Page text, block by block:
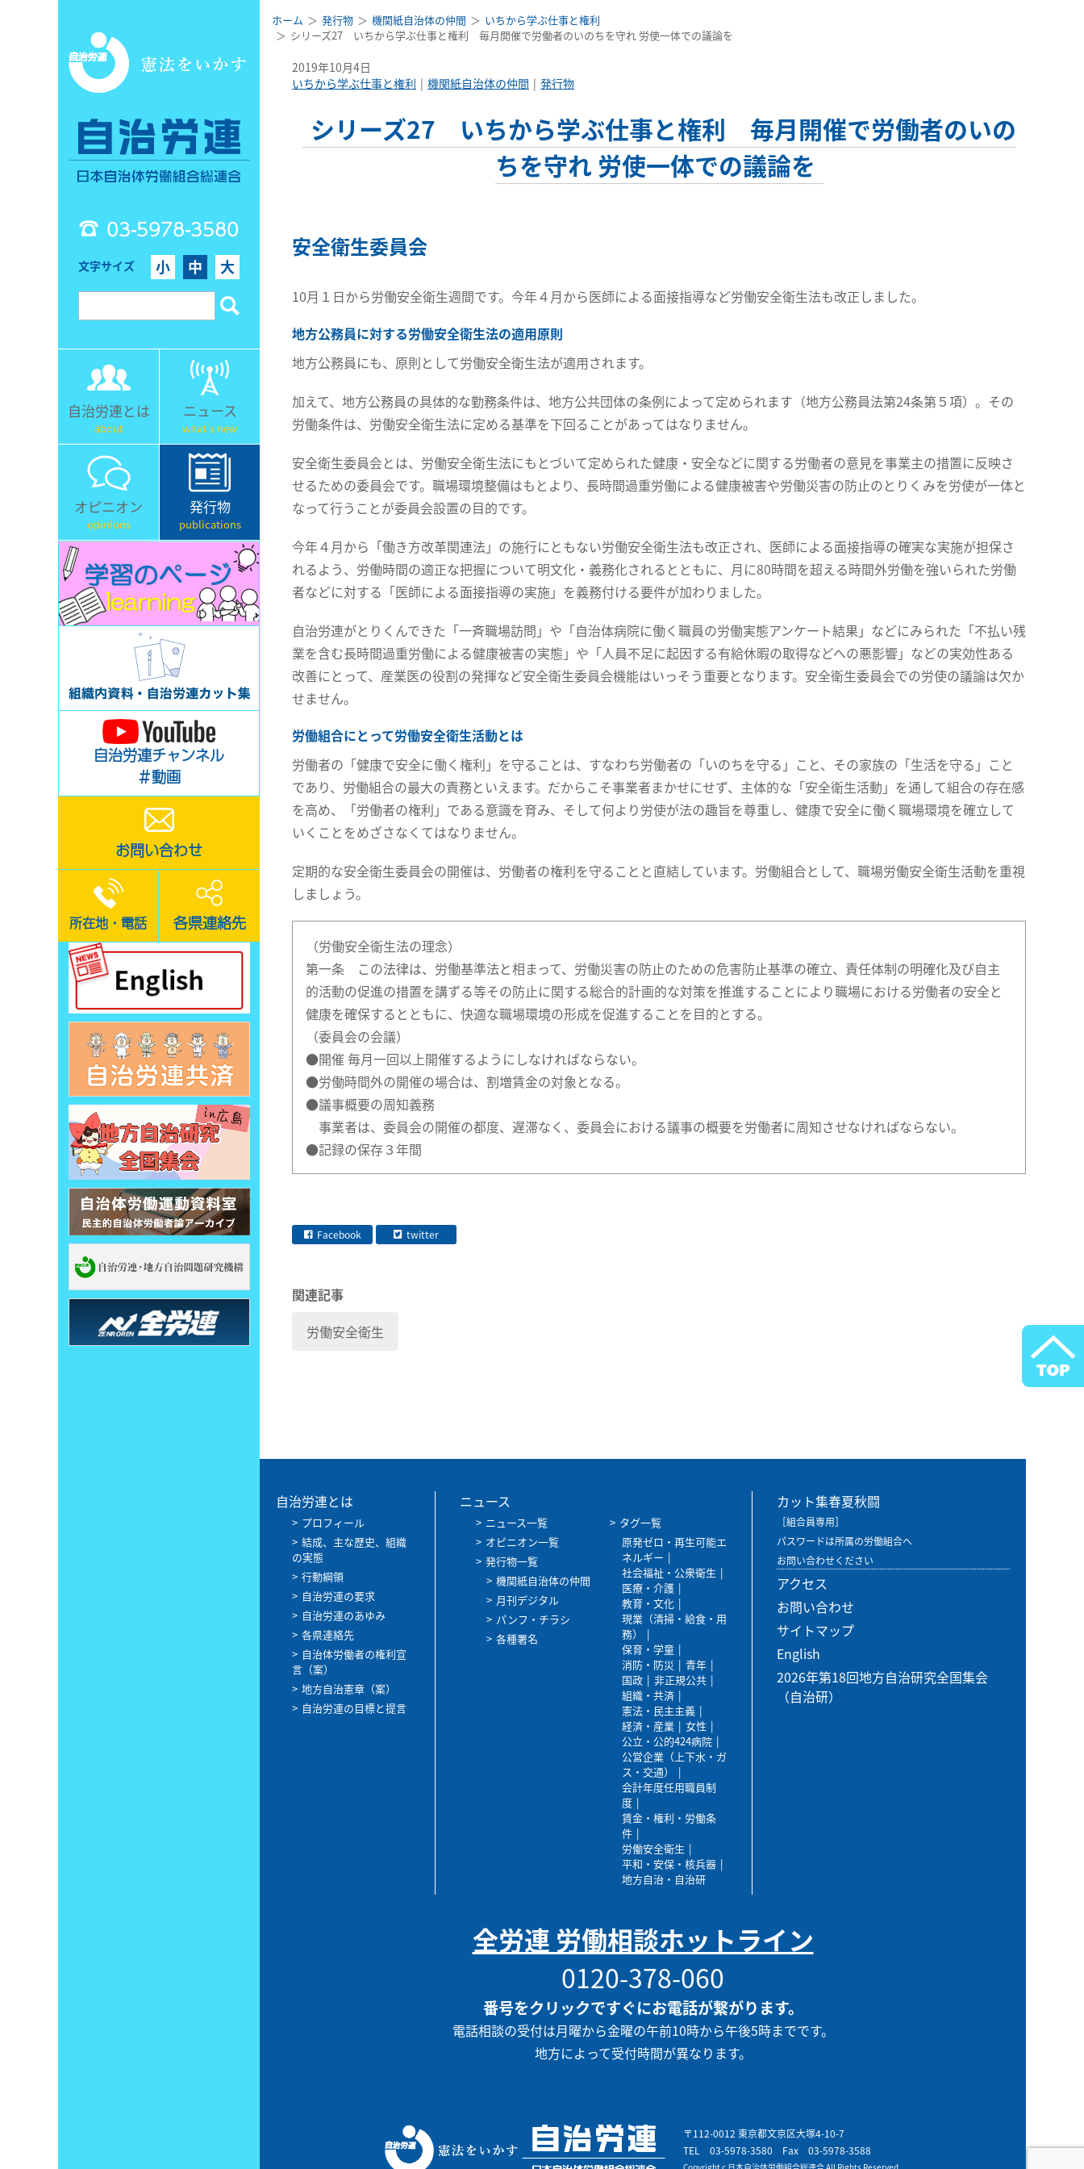
03-5978-3580
文字サイズ 小 中 大
自治労連とは
about
ニュース
what's new
オピニオン
opinions
発行物
publications
自治労連チャンネル
＃動画
お問い合わせ
所在地・電話 各県連絡先
ホーム 発行物 機関紙自治体の仲間
いちから学ぶ仕事と権利
シリーズ27 いちから学ぶ仕事と権利 毎月開催で労働者のいのちを守れ 労使一体での議論を
2019年10月4日
いちから学ぶ仕事と権利
機関紙自治体の仲間 発行物
シリーズ27 いちから学ぶ仕事と権利 毎月開催で労働者のいの
ちを守れ 労使一体での議論を
安全衛生委員会
10月１日から労働安全衛生週間です。今年４月から医師による面接指導など労働安全衛生法も改正しました。
地方公務員に対する労働安全衛生法の適用原則
地方公務員にも、原則として労働安全衛生法が適用されます。
加えて、地方公務員の具体的な勤務条件は、地方公共団体の条例によって定められます（地方公務員法第24条第５項）。その
労働条件は、労働安全衛生法に定める基準を下回ることがあってはなりません。
安全衛生委員会とは、労働安全衛生法にもとづいて定められた健康・安全などに関する労働者の意見を事業主の措置に反映さ
せるための委員会です。職場環境整備はもとより、長時間過重労働による健康被害や労働災害の防止のとりくみを労使が一体と
なって行うことが委員会設置の目的です。
今年４月から「働き方改革関連法」の施行にともない労働安全衛生法も改正され、医師による面接指導の確実な実施が担保さ
れるよう、労働時間の適正な把握について明文化・義務化されるとともに、月に80時間を超える時間外労働を強いられた労働
者などに対する「医師による面接指導の実施」を義務付ける要件が加わりました。
自治労連がとりくんできた「一斉職場訪問」や「自治体病院に働く職員の労働実態アンケート結果」などにみられた「不払い残
業を含む長時間過重労働による健康被害の実態」や「人員不足に起因する有給休暇の取得などへの悪影響」などの実効性ある
改善にとって、産業医の役割の発揮など安全衛生委員会機能はいっそう重要となります。安全衛生委員会での労使の議論は欠か
せません。
労働組合にとって労働安全衛生活動とは
労働者の「健康で安全に働く権利」を守ることは、すなわち労働者の「いのちを守る」こと、その家族の「生活を守る」こと
であり、労働組合の最大の責務といえます。だからこそ事業者まかせにせず、主体的な「安全衛生活動」を通して組合の存在感
を高め、「労働者の権利」である意識を育み、そして何より労使が法の趣旨を尊重し、健康で安全に働く職場環境を確立して
いくことをめざさなくてはなりません。
定期的な安全衛生委員会の開催は、労働者の権利を守ることと直結しています。労働組合として、職場労働安全衛生活動を重視
しましょう。
（労働安全衛生法の理念）
第一条 この法律は、労働基準法と相まって、労働災害の防止のための危害防止基準の確立、責任体制の明確化及び自主
的活動の促進の措置を講ずる等その防止に関する総合的計画的な対策を推進することにより職場における労働者の安全と
健康を確保するとともに、快適な職場環境の形成を促進することを目的とする。
（委員会の会議）
●開催 毎月一回以上開催するようにしなければならない。
●労働時間外の開催の場合は、割増賃金の対象となる。
●議事概要の周知義務
事業者は、委員会の開催の都度、遅滞なく、委員会における議事の概要を労働者に周知させなければならない。
●記録の保存３年間
Facebook twitter
関連記事
労働安全衛生
自治労連とは
プロフィール
結成、主な歴史、組織
の実態
行動綱領
自治労連の要求
自治労連のあゆみ
各県連絡先
自治体労働者の権利宣
言（案）
地方自治憲章（案）
自治労連の目標と提言
ニュース
ニュース一覧
オピニオン一覧
発行物一覧
機関紙自治体の仲間
月刊デジタル
パンフ・チラシ
各種署名
タグ一覧
原発ゼロ・再生可能エ
ネルギー
社会福祉・公衆衛生
医療・介護
教育・文化
現業（清掃・給食・用
務）
保育・学童
消防・防災
青年
国政
非正規公共
組織・共済
憲法・民主主義
経済・産業
女性
公立・公的424病院
公営企業（上下水・ガ
ス・交通）
会計年度任用職員制
度
賃金・権利・労働条
件
労働安全衛生
平和・安保・核兵器
地方自治・自治研
カット集春夏秋闘
［組合員専用］
パスワードは所属の労働組合へ
お問い合わせください
アクセス
お問い合わせ
サイトマップ
English
2026年第18回地方自治研究全国集会
（自治研）
全労連 労働相談ホットライン
0120-378-060
番号をクリックですぐにお電話が繋がります。
電話相談の受付は月曜から金曜の午前10時から午後5時までです。
地方によって受付時間が異なります。
〒112-0012 東京都文京区大塚4-10-7
TEL 03-5978-3580 Fax 03-5978-3588